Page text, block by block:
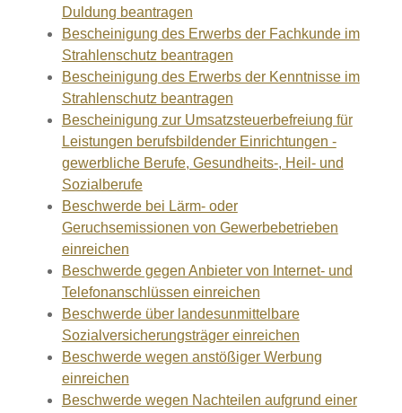
Duldung beantragen
Bescheinigung des Erwerbs der Fachkunde im
Strahlenschutz beantragen
Bescheinigung des Erwerbs der Kenntnisse im
Strahlenschutz beantragen
Bescheinigung zur Umsatzsteuerbefreiung für
Leistungen berufsbildender Einrichtungen -
gewerbliche Berufe, Gesundheits-, Heil- und
Sozialberufe
Beschwerde bei Lärm- oder
Geruchsemissionen von Gewerbebetrieben
einreichen
Beschwerde gegen Anbieter von Internet- und
Telefonanschlüssen einreichen
Beschwerde über landesunmittelbare
Sozialversicherungsträger einreichen
Beschwerde wegen anstößiger Werbung
einreichen
Beschwerde wegen Nachteilen aufgrund einer